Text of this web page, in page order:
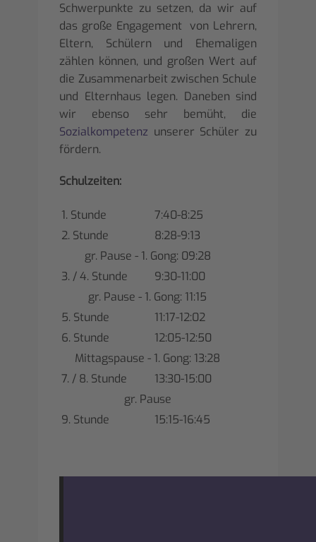
Schwerpunkte zu setzen, da wir auf
das große Engagement von Lehrern,
Eltern, Schülern und Ehemaligen
zählen können, und großen Wert auf
die Zusammenarbeit zwischen Schule
und Elternhaus legen. Daneben sind
wir ebenso sehr bemüht, die
Sozialkompetenz unserer Schüler zu
fördern.
Schulzeiten:
1. Stunde
7:40-8:25
2. Stunde
8:28-9:13
gr. Pause - 1. Gong: 09:28
3. / 4. Stunde
9:30-11:00
gr. Pause - 1. Gong: 11:15
5. Stunde
11:17-12:02
6. Stunde
12:05-12:50
Mittagspause - 1. Gong: 13:28
7. / 8. Stunde
13:30-15:00
gr. Pause
9. Stunde
15:15-16:45